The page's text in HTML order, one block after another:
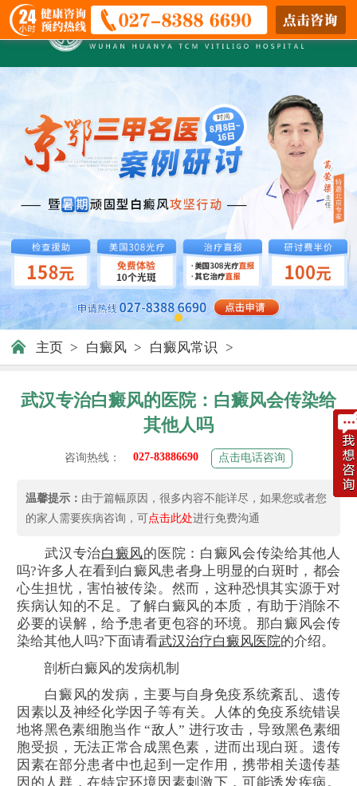
主页 > 白癜风 > 白癜风常识 >
武汉专治白癜风的医院：白癜风会传染给
其他人吗
咨询热线： 027-83886690 点击电话咨询
温馨提示： 由于篇幅原因，很多内容不能详尽，如果您或者您
的家人需要疾病咨询，可点击此处进行免费沟通
武汉专治白癜风的医院：白癜风会传染给其他人
吗?许多人在看到白癜风患者身上明显的白斑时，都会
心生担忧，害怕被传染。然而，这种恐惧其实源于对
疾病认知的不足。了解白癜风的本质，有助于消除不
必要的误解，给予患者更包容的环境。那白癜风会传
染给其他人吗?下面请看武汉治疗白癜风医院的介绍。
剖析白癜风的发病机制
白癜风的发病，主要与自身免疫系统紊乱、遗传
因素以及神经化学因子等有关。人体的免疫系统错误
地将黑色素细胞当作 “敌人” 进行攻击，导致黑色素细
胞受损，无法正常合成黑色素，进而出现白斑。遗传
因素在部分患者中也起到一定作用，携带相关遗传基
因的人群，在特定环境因素刺激下，可能诱发疾病。